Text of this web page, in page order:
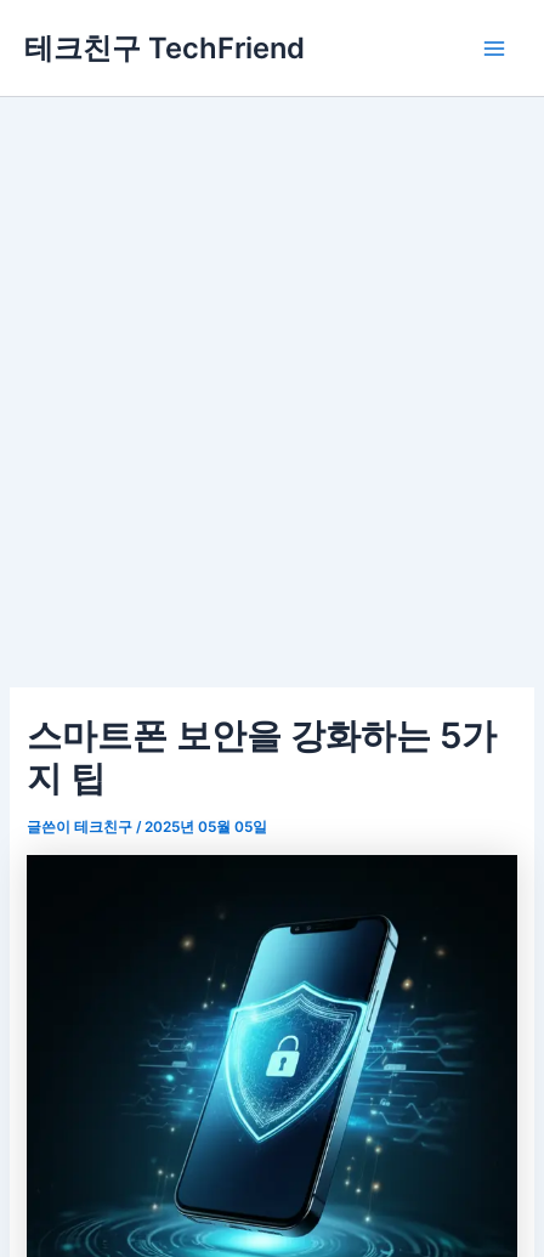
로
테크친구 TechFriend
스마트폰 보안을 강화하는 5가
지 팁
글쓴이테크친구 /2025년 05월 05일